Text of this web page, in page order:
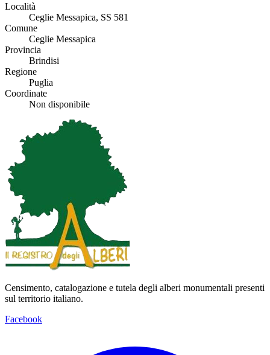
Località
Ceglie Messapica, SS 581
Comune
Ceglie Messapica
Provincia
Brindisi
Regione
Puglia
Coordinate
Non disponibile
Censimento, catalogazione e tutela degli alberi monumentali presenti
sul territorio italiano.
Facebook